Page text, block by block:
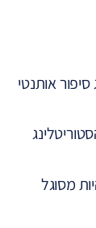
אותנטי
מסוגל